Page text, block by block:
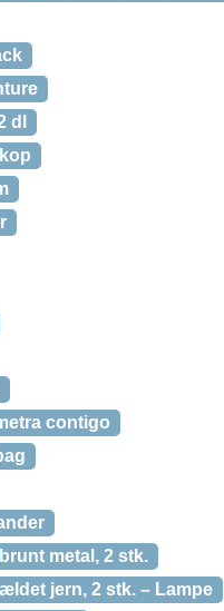
dl
contigo
metal, 2 stk.
jern, 2 stk. – Lampe